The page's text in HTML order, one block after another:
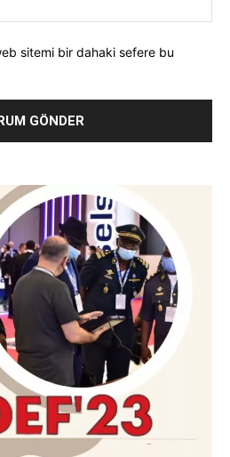
sitemi bir dahaki sefere bu